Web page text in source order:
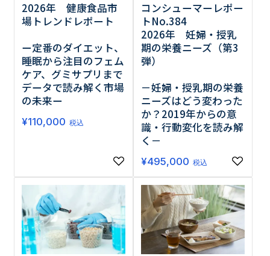
2026年 健康食品市
場トレンドレポート
ー定番のダイエット、
睡眠から注目のフェム
ケア、グミサプリまで
データで読み解く市場
の未来ー
¥110,000 税込
コンシューマーレポー
トNo.384
2026年 妊婦・授乳
期の栄養ニーズ（第3
弾）
－妊婦・授乳期の栄養
ニーズはどう変わった
か？2019年からの意
識・行動変化を読み解
く－
¥495,000 税込